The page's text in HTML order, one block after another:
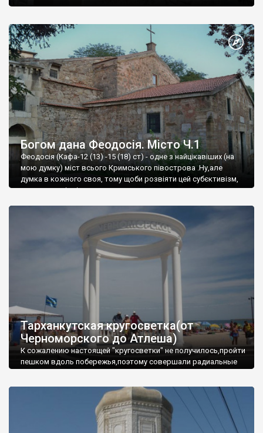
Богом дана Феодосія. Місто Ч.1
Феодосія (Кафа-12 (13) -15 (18) ст) - одне з найцікавіших (на
мою думку) міст всього Кримського півострова .Ну,але
думка в кожного своя, тому щоби розвіяти цей субєктивізм,
запрошую відвідати це
Тарханкутская кругосветка(от
Черноморского до Атлеша)
К сожалению настоящей "кругосветки" не получилось,пройти
пешком вдоль побережья,поэтому совершали радиальные